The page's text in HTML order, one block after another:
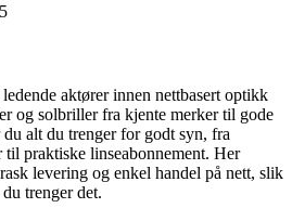
aktører innen nettbasert optikk
og solbriller fra kjente merker til gode
alt du trenger for godt syn, fra
praktiske linseabonnement. Her
levering og enkel handel på nett, slik
trenger det.